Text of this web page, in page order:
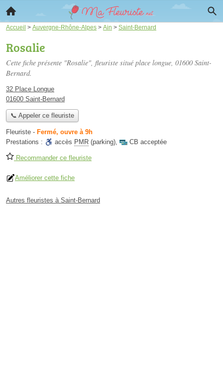
Accueil > Auvergne-Rhône-Alpes > Ain > Saint-Bernard
Rosalie
Cette fiche présente "Rosalie", fleuriste situé place longue, 01600 Saint-
Bernard.
32 Place Longue
01600 Saint-Bernard
📞 Appeler ce fleuriste
Fleuriste - Fermé, ouvre à 9h
Prestations :
accès PMR (parking), CB acceptée
Recommander ce fleuriste
Améliorer cette fiche
Autres fleuristes à Saint-Bernard